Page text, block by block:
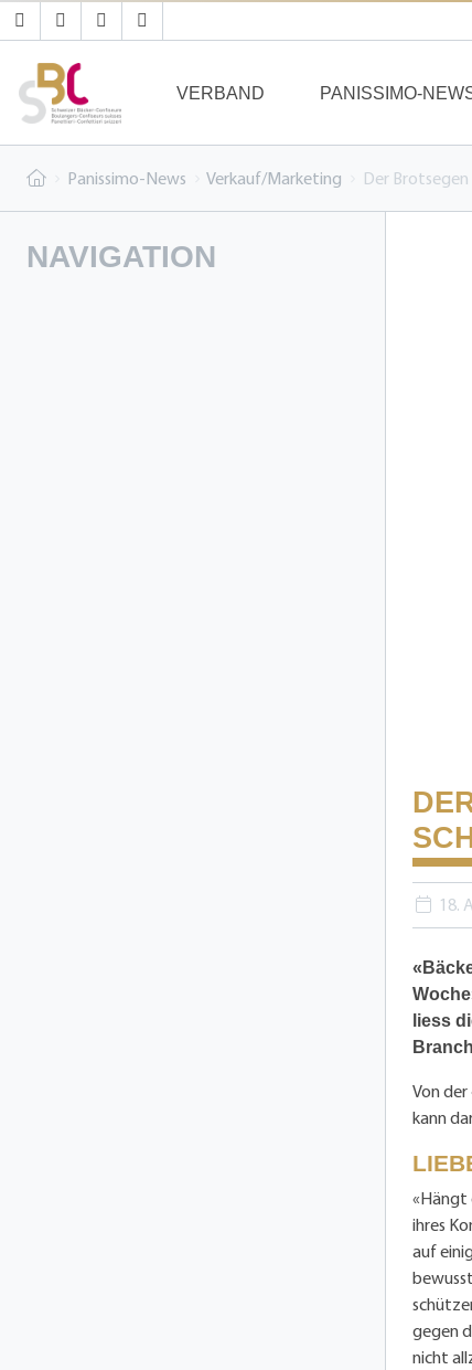
VERBAND PANISSIMO-
Panissimo-News Verkauf/Marketing Der
NAVIGATION
18.
liess
Von
kann
«Hängt
ihres
auf
gegen
nicht